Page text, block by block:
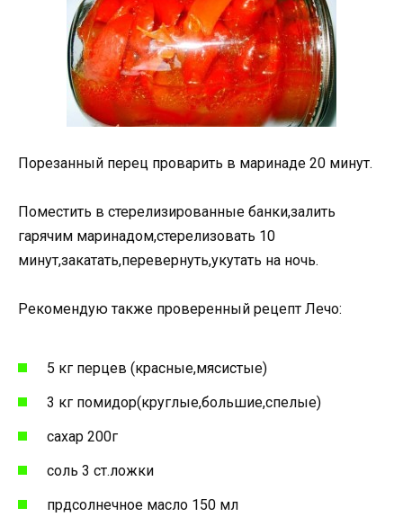
Порезанный перец проварить в маринаде 20 минут.
Поместить в стерелизированные банки,залить
гарячим маринадом,стерелизовать 10
минут,закатать,перевернуть,укутать на ночь.
Рекомендую также проверенный рецепт Лечо:
5 кг перцев (красные,мясистые)
3 кг помидор(круглые,большие,спелые)
сахар 200г
соль 3 ст.ложки
прдсолнечное масло 150 мл